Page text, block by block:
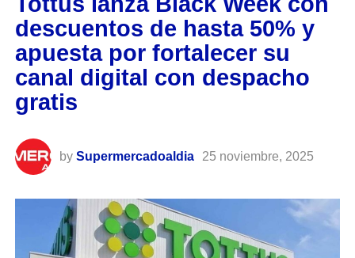
descuentos de hasta 50% y
apuesta por fortalecer su
canal digital con despacho
gratis
by Supermercadoaldia 25 noviembre, 2025